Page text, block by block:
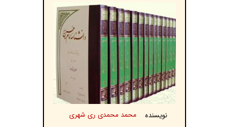
نویسنده
محمد محمدی ری شهری